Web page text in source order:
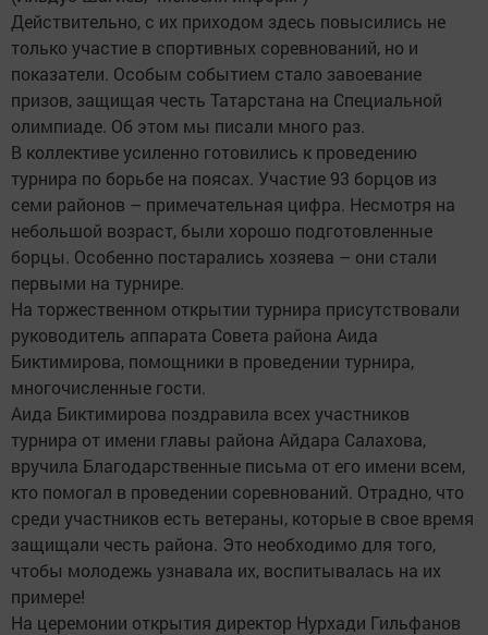
Действительно, с их приходом здесь повысились не
только участие в спортивных соревнований, но и
показатели. Особым событием стало завоевание
призов, защищая честь Татарстана на Специальной
олимпиаде. Об этом мы писали много раз.
В коллективе усиленно готовились к проведению
турнира по борьбе на поясах. Участие 93 борцов из
семи районов – примечательная цифра. Несмотря на
небольшой возраст, были хорошо подготовленные
борцы. Особенно постарались хозяева – они стали
первыми на турнире.
На торжественном открытии турнира присутствовали
руководитель аппарата Совета района Аида
Биктимирова, помощники в проведении турнира,
многочисленные гости.
Аида Биктимирова поздравила всех участников
турнира от имени главы района Айдара Салахова,
вручила Благодарственные письма от его имени всем,
кто помогал в проведении соревнований. Отрадно, что
среди участников есть ветераны, которые в свое время
защищали честь района. Это необходимо для того,
чтобы молодежь узнавала их, воспитывалась на их
примере!
На церемонии открытия директор Нурхади Гильфанов